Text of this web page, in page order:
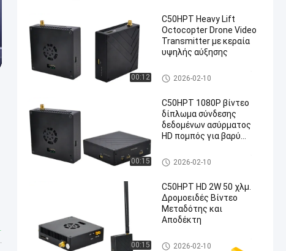
00:12
C50HPT Heavy Lift
Octocopter Drone Video
Transmitter με κεραία
υψηλής αύξησης
Συσκευή αποστολής σημάτ
ων COFDM
2026-02-10
00:15
C50HPT 1080P βίντεο
δίπλωμα σύνδεσης
δεδομένων ασύρματος
HD πομπός για βαρύ
Συσκευή αποστολής σημάτ
ων COFDM
2026-02-10
00:15
C50HPT HD 2W 50 χλμ.
Δρομοειδές Βίντεο
Μεταδότης και
Αποδέκτη
Συσκευή αποστολής σημάτ
2026-02-10